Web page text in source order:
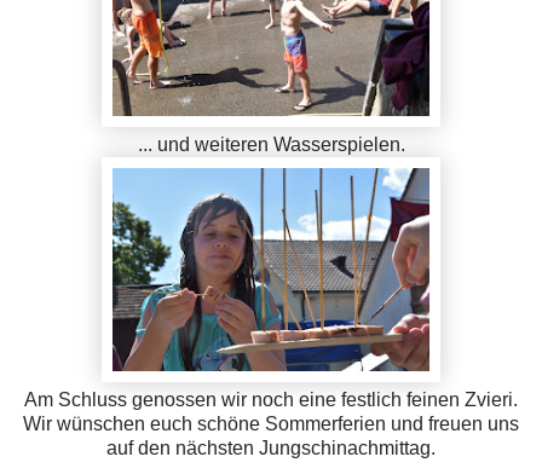
... und weiteren Wasserspielen.
Am Schluss genossen wir noch eine festlich feinen Zvieri.
Wir wünschen euch schöne Sommerferien und freuen uns
auf den nächsten Jungschinachmittag.